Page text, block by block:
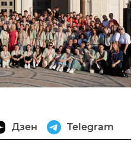
Дзен Telegram